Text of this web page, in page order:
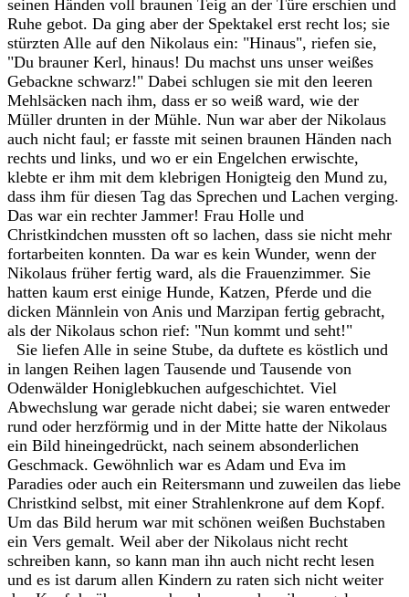
seinen Händen voll braunen Teig an der Türe erschien und
Ruhe gebot. Da ging aber der Spektakel erst recht los; sie
stürzten Alle auf den Nikolaus ein: "Hinaus", riefen sie,
"Du brauner Kerl, hinaus! Du machst uns unser weißes
Gebackne schwarz!" Dabei schlugen sie mit den leeren
Mehlsäcken nach ihm, dass er so weiß ward, wie der
Müller drunten in der Mühle. Nun war aber der Nikolaus
auch nicht faul; er fasste mit seinen braunen Händen nach
rechts und links, und wo er ein Engelchen erwischte,
klebte er ihm mit dem klebrigen Honigteig den Mund zu,
dass ihm für diesen Tag das Sprechen und Lachen verging.
Das war ein rechter Jammer! Frau Holle und
Christkindchen mussten oft so lachen, dass sie nicht mehr
fortarbeiten konnten. Da war es kein Wunder, wenn der
Nikolaus früher fertig ward, als die Frauenzimmer. Sie
hatten kaum erst einige Hunde, Katzen, Pferde und die
dicken Männlein von Anis und Marzipan fertig gebracht,
als der Nikolaus schon rief: "Nun kommt und seht!"
Sie liefen Alle in seine Stube, da duftete es köstlich und
in langen Reihen lagen Tausende und Tausende von
Odenwälder Honiglebkuchen aufgeschichtet. Viel
Abwechslung war gerade nicht dabei; sie waren entweder
rund oder herzförmig und in der Mitte hatte der Nikolaus
ein Bild hineingedrückt, nach seinem absonderlichen
Geschmack. Gewöhnlich war es Adam und Eva im
Paradies oder auch ein Reitersmann und zuweilen das liebe
Christkind selbst, mit einer Strahlenkrone auf dem Kopf.
Um das Bild herum war mit schönen weißen Buchstaben
ein Vers gemalt. Weil aber der Nikolaus nicht recht
schreiben kann, so kann man ihn auch nicht recht lesen
und es ist darum allen Kindern zu raten sich nicht weiter